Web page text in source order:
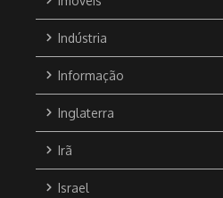
Indústria
Informação
Inglaterra
Irã
Israel